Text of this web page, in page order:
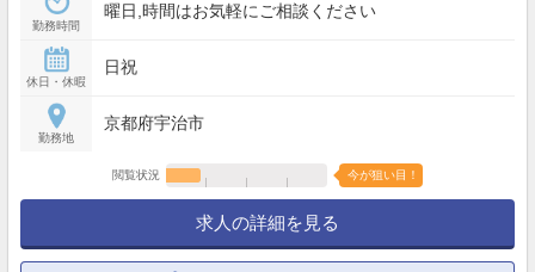
勤務時間
曜日,時間はお気軽にご相談ください
休日・休暇
日祝
勤務地
京都府宇治市
閲覧状況 今が狙い目！
求人の詳細を見る